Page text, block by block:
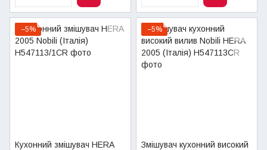
−5%
Кухонний змішувач HERA
−5%
Змішувач кухонний високий